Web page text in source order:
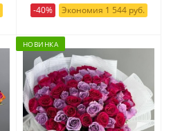
-40%
Экономия 1 544 руб.
НОВИНКА